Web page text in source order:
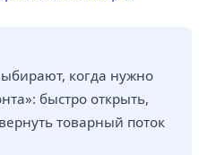
когда нужно
быстро открыть,
товарный поток